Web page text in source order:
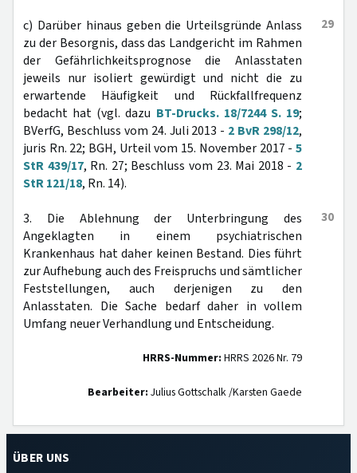
29
c) Darüber hinaus geben die Urteilsgründe Anlass
zu der Besorgnis, dass das Landgericht im Rahmen
der Gefährlichkeitsprognose die Anlasstaten
jeweils nur isoliert gewürdigt und nicht die zu
erwartende Häufigkeit und Rückfallfrequenz
bedacht hat (vgl. dazu BT-Drucks. 18/7244 S. 19;
BVerfG, Beschluss vom 24. Juli 2013 - 2 BvR 298/12,
juris Rn. 22; BGH, Urteil vom 15. November 2017 - 5
StR 439/17, Rn. 27; Beschluss vom 23. Mai 2018 - 2
StR 121/18, Rn. 14).
30
3. Die Ablehnung der Unterbringung des
Angeklagten in einem psychiatrischen
Krankenhaus hat daher keinen Bestand. Dies führt
zur Aufhebung auch des Freispruchs und sämtlicher
Feststellungen, auch derjenigen zu den
Anlasstaten. Die Sache bedarf daher in vollem
Umfang neuer Verhandlung und Entscheidung.
HRRS-Nummer: HRRS 2026 Nr. 79
Bearbeiter: Julius Gottschalk /Karsten Gaede
ÜBER UNS